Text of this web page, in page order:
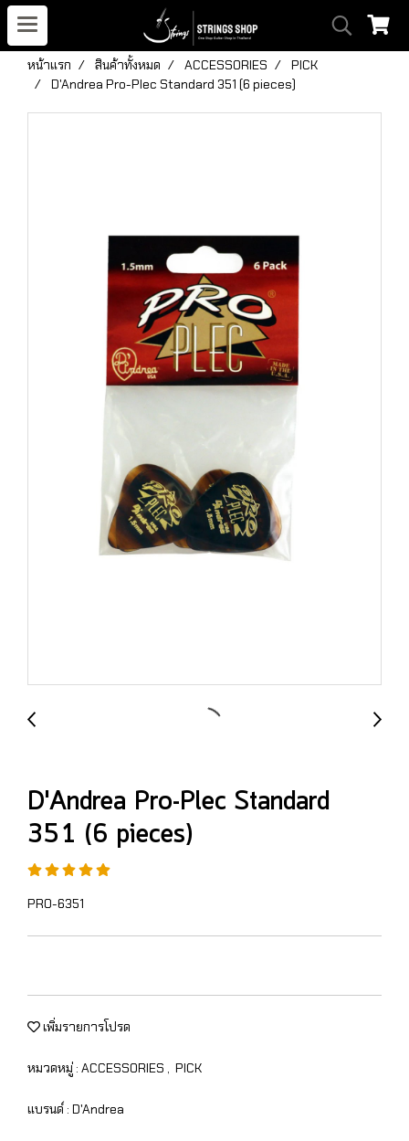
หน้าแรก สินค้าทั้งหมด ACCESSORIES
PICK
D'Andrea Pro-Plec Standard 351 (6 pieces)
D'Andrea Pro-Plec Standard
351 (6 pieces)
PRO-6351
เพิ่มรายการโปรด
หมวดหมู่ : ACCESSORIES , PICK
แบรนด์ : D'Andrea